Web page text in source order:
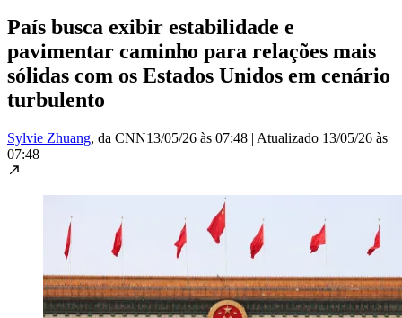
País busca exibir estabilidade e
pavimentar caminho para relações mais
sólidas com os Estados Unidos em cenário
turbulento
Sylvie Zhuang, da CNN13/05/26 às 07:48 | Atualizado 13/05/26 às
07:48